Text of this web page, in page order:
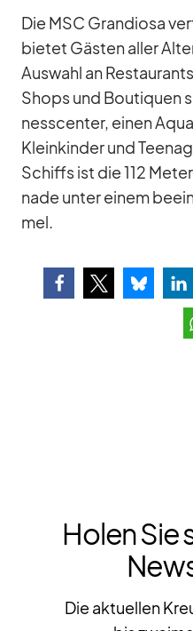
Die MSC Gran­diosa
bie­tet Gäs­ten al­ler
Aus­wahl an
Shops und Bou­ti­quen
ness­cen­ter, ei­nen
Klein­kin­der und
Schiffs ist die 112
nade un­ter ei­nem
mel.
Holen Sie
Die aktuellen